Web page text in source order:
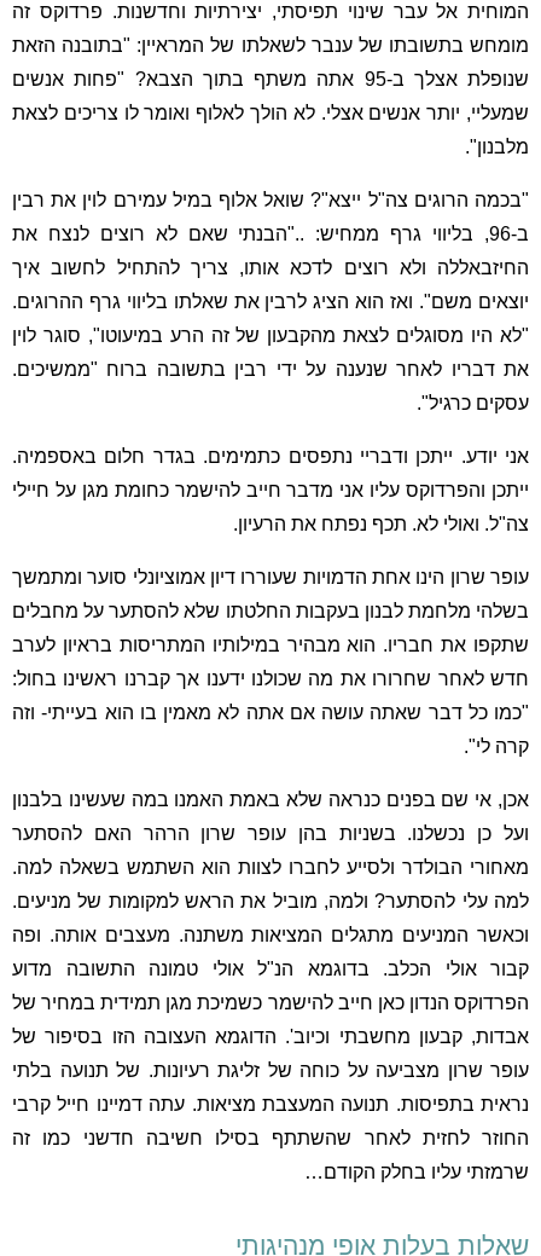
המוחית אל עבר שינוי תפיסתי, יצירתיות וחדשנות. פרדוקס זה
מומחש בתשובתו של ענבר לשאלתו של המראיין: "בתובנה הזאת
שנופלת אצלך ב-95 אתה משתף בתוך הצבא? "פחות אנשים
שמעליי, יותר אנשים אצלי. לא הולך לאלוף ואומר לו צריכים לצאת
מלבנון".
"בכמה הרוגים צה"ל ייצא"? שואל אלוף במיל עמירם לוין את רבין
ב-96, בליווי גרף ממחיש: .."הבנתי שאם לא רוצים לנצח את
החיזבאללה ולא רוצים לדכא אותו, צריך להתחיל לחשוב איך
יוצאים משם". ואז הוא הציג לרבין את שאלתו בליווי גרף ההרוגים.
"לא היו מסוגלים לצאת מהקבעון של זה הרע במיעוטו", סוגר לוין
את דבריו לאחר שנענה על ידי רבין בתשובה ברוח "ממשיכים.
עסקים כרגיל".
אני יודע. ייתכן ודבריי נתפסים כתמימים. בגדר חלום באספמיה.
ייתכן והפרדוקס עליו אני מדבר חייב להישמר כחומת מגן על חיילי
צה"ל. ואולי לא. תכף נפתח את הרעיון.
עופר שרון הינו אחת הדמויות שעוררו דיון אמוציונלי סוער ומתמשך
בשלהי מלחמת לבנון בעקבות החלטתו שלא להסתער על מחבלים
שתקפו את חבריו. הוא מבהיר במילותיו המתריסות בראיון לערב
חדש לאחר שחרורו את מה שכולנו ידענו אך קברנו ראשינו בחול:
"כמו כל דבר שאתה עושה אם אתה לא מאמין בו הוא בעייתי- וזה
קרה לי".
אכן, אי שם בפנים כנראה שלא באמת האמנו במה שעשינו בלבנון
ועל כן נכשלנו. בשניות בהן עופר שרון הרהר האם להסתער
מאחורי הבולדר ולסייע לחברו לצוות הוא השתמש בשאלה למה.
למה עלי להסתער? ולמה, מוביל את הראש למקומות של מניעים.
וכאשר המניעים מתגלים המציאות משתנה. מעצבים אותה. ופה
קבור אולי הכלב. בדוגמא הנ"ל אולי טמונה התשובה מדוע
הפרדוקס הנדון כאן חייב להישמר כשמיכת מגן תמידית במחיר של
אבדות, קבעון מחשבתי וכיוב'. הדוגמא העצובה הזו בסיפור של
עופר שרון מצביעה על כוחה של זליגת רעיונות. של תנועה בלתי
נראית בתפיסות. תנועה המעצבת מציאות. עתה דמיינו חייל קרבי
החוזר לחזית לאחר שהשתתף בסילו חשיבה חדשני כמו זה
שרמזתי עליו בחלק הקודם…
שאלות בעלות אופי מנהיגותי